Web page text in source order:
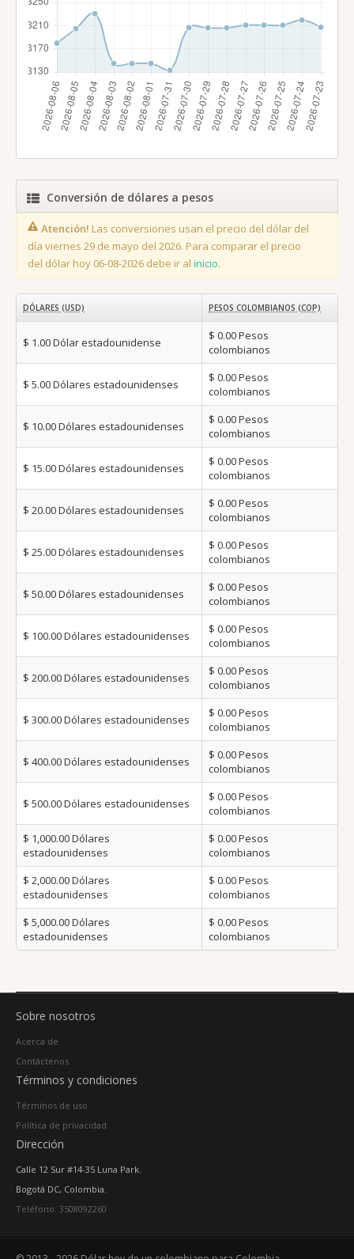
Conversión de dólares a pesos
Atención! Las conversiones usan el precio del dólar del
día viernes 29 de mayo del 2026. Para comparar el precio
del dólar hoy 06-08-2026 debe ir al inicio.
DÓLARES (USD) PESOS COLOMBIANOS (COP)
$ 1.00Dólar estadounidense $ 0.00Pesos
colombianos
$ 5.00Dólares estadounidenses $ 0.00Pesos
colombianos
$ 10.00Dólares estadounidenses $ 0.00Pesos
colombianos
$ 15.00Dólares estadounidenses $ 0.00Pesos
colombianos
$ 20.00Dólares estadounidenses $ 0.00Pesos
colombianos
$ 25.00Dólares estadounidenses $ 0.00Pesos
colombianos
$ 50.00Dólares estadounidenses $ 0.00Pesos
colombianos
$ 100.00Dólares estadounidenses $ 0.00Pesos
colombianos
$ 200.00Dólares estadounidenses $ 0.00Pesos
colombianos
$ 300.00Dólares estadounidenses $ 0.00Pesos
colombianos
$ 400.00Dólares estadounidenses $ 0.00Pesos
colombianos
$ 500.00Dólares estadounidenses $ 0.00Pesos
colombianos
$ 1,000.00Dólares
estadounidenses
$ 0.00Pesos
colombianos
$ 2,000.00Dólares
estadounidenses
$ 0.00Pesos
colombianos
$ 5,000.00Dólares
estadounidenses
$ 0.00Pesos
colombianos
Sobre nosotros
Acerca de
Contáctenos
Términos y condiciones
Términos de uso
Política de privacidad
Dirección
Calle 12 Sur #14-35 Luna Park.
Bogotá DC, Colombia.
Teléfono: 3508092260